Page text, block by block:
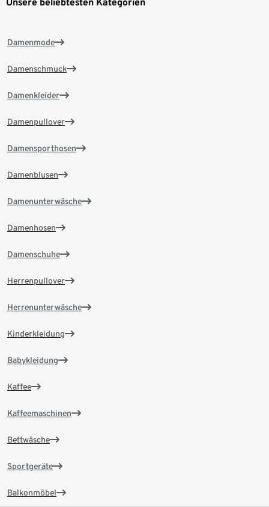
Unsere beliebtesten Kategorien
Damenmode
Damenschmuck
Damenkleider
Damenpullover
Damensporthosen
Damenblusen
Damenunterwäsche
Damenhosen
Damenschuhe
Herrenpullover
Herrenunterwäsche
Kinderkleidung
Babykleidung
Kaffee
Kaffeemaschinen
Bettwäsche
Sportgeräte
Balkonmöbel